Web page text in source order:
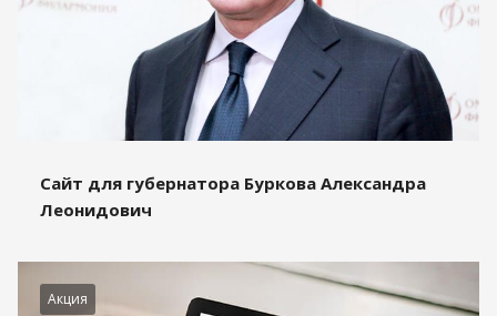
Сайт для губернатора Буркова Александра
Леонидович
Акция